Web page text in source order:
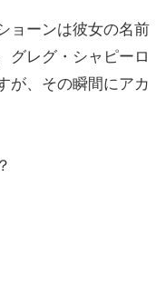
ョーンは彼女の名前
グレグ・シャピーロ
が、その瞬間にアカ